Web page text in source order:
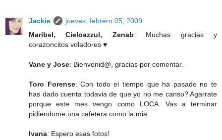
Jackie
jueves, febrero 05, 2009
Maribel, Cieloazzul, Zenab: Muchas gracias y
corazoncitos voladores ♥
Vane y Jose: Bienvenid@, gracias por comentar.
Toro Forense: Con todo el tiempo que ha pasado no te
has dado cuenta todavia de que yo no me canso? Agarrate
porque este mes vengo como LOCA. Vas a terminar
pidiendome una cafetera como la mia.
Ivana: Espero esas fotos!